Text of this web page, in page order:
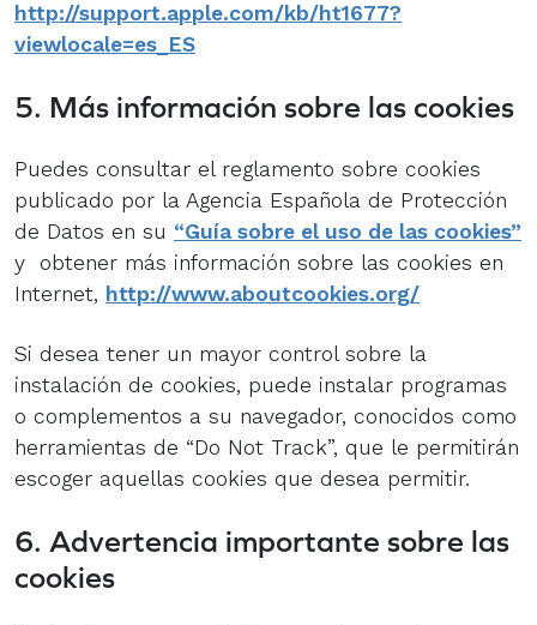
http://support.apple.com/kb/ht1677?
viewlocale=es_ES
5. Más información sobre las cookies
Puedes consultar el reglamento sobre cookies
publicado por la Agencia Española de Protección
de Datos en su “Guía sobre el uso de las cookies”
y obtener más información sobre las cookies en
Internet, http://www.aboutcookies.org/
Si desea tener un mayor control sobre la
instalación de cookies, puede instalar programas
o complementos a su navegador, conocidos como
herramientas de “Do Not Track”, que le permitirán
escoger aquellas cookies que desea permitir.
6. Advertencia importante sobre las
cookies